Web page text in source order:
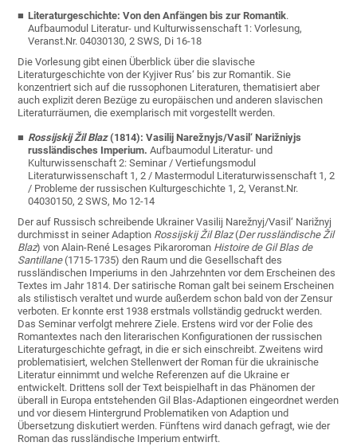
Literaturgeschichte: Von den Anfängen bis zur Romantik.
Aufbaumodul Literatur- und Kulturwissenschaft 1: Vorlesung,
Veranst.Nr. 04030130, 2 SWS, Di 16-18
Die Vorlesung gibt einen Überblick über die slavische
Literaturgeschichte von der Kyjiver Rus‘ bis zur Romantik. Sie
konzentriert sich auf die russophonen Literaturen, thematisiert aber
auch explizit deren Bezüge zu europäischen und anderen slavischen
Literaturräumen, die exemplarisch mit vorgestellt werden.
Rossijskij Žil Blaz(1814): Vasilij Narežnyjs/Vasil‘ Narižniyjs
russländisches Imperium.Aufbaumodul Literatur- und
Kulturwissenschaft 2: Seminar / Vertiefungsmodul
Literaturwissenschaft 1, 2 / Mastermodul Literaturwissenschaft 1, 2
/ Probleme der russischen Kulturgeschichte 1, 2, Veranst.Nr.
04030150, 2 SWS, Mo 12-14
Der auf Russisch schreibende Ukrainer Vasilij Narežnyj/Vasil‘ Narižnyj
durchmisst in seiner Adaption Rossijskij Žil Blaz(Der russländische Žil
Blaz) von Alain-René Lesages Pikaroroman Histoire de Gil Blas de
Santillane(1715-1735) den Raum und die Gesellschaft des
russländischen Imperiums in den Jahrzehnten vor dem Erscheinen des
Textes im Jahr 1814. Der satirische Roman galt bei seinem Erscheinen
als stilistisch veraltet und wurde außerdem schon bald von der Zensur
verboten. Er konnte erst 1938 erstmals vollständig gedruckt werden.
Das Seminar verfolgt mehrere Ziele. Erstens wird vor der Folie des
Romantextes nach den literarischen Konfigurationen der russischen
Literaturgeschichte gefragt, in die er sich einschreibt. Zweitens wird
problematisiert, welchen Stellenwert der Roman für die ukrainische
Literatur einnimmt und welche Referenzen auf die Ukraine er
entwickelt. Drittens soll der Text beispielhaft in das Phänomen der
überall in Europa entstehenden Gil Blas-Adaptionen eingeordnet werden
und vor diesem Hintergrund Problematiken von Adaption und
Übersetzung diskutiert werden. Fünftens wird danach gefragt, wie der
Roman das russländische Imperium entwirft.